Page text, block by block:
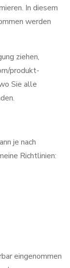
In diesem
werden
ziehen,
produkt-
Sie alle
je nach
Richtlinien:
eingenommen